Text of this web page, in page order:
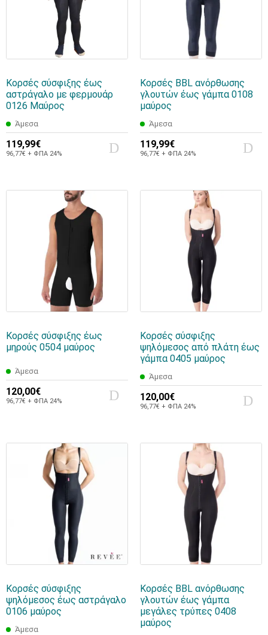
Κορσές σύσφιξης έως
αστράγαλο με φερμουάρ
0126 Μαύρος
Άμεσα
119,99€
96,77€ + ΦΠΑ 24%
Κορσές BBL ανόρθωσης
γλουτών έως γάμπα 0108
μαύρος
Άμεσα
119,99€
96,77€ + ΦΠΑ 24%
Κορσές σύσφιξης έως
μηρούς 0504 μαύρος
Άμεσα
120,00€
96,77€ + ΦΠΑ 24%
Κορσές σύσφιξης
ψηλόμεσος από πλάτη έως
γάμπα 0405 μαύρος
Άμεσα
120,00€
96,77€ + ΦΠΑ 24%
Κορσές σύσφιξης
ψηλόμεσος έως αστράγαλο
0106 μαύρος
Άμεσα
Κορσές BBL ανόρθωσης
γλουτών έως γάμπα
μεγάλες τρύπες 0408
μαύρος